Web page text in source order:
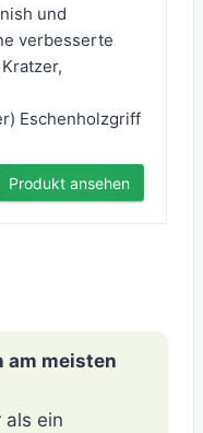
und
verbesserte
Eschenholzgriff
Produkt ansehen
am meisten
als ein